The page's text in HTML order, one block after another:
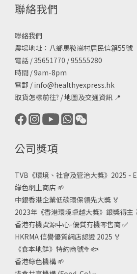
聯絡我們
聯絡我們
農場地址：八鄉馬鞍崗村居民信箱55號
電話 / 35651770 / 95555280
時間 / 9am-8pm
電郵 / info@healthyexpress.hk
取貨怎樣前往? /地圖及交通資訊 📍
公司獎項
TVB《環境、社會及管治大獎》2025 -
綠色網上商店 🌱
中銀香港企業低碳環保領先大獎 🏅
2023年《香港環境卓越大獎》銀獎得主
香港有機資源中心-優質有機零售商✅
HKRMA 信譽優質網店認證 2025 🏅
《食本地鮮》特約商號🥦🐟
香港綠色機構 🌱